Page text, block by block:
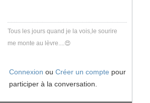
Tous les jours quand je la vois,le sourire
me monte au lèvre....😍
Connexion ou Créer un compte pour
participer à la conversation.